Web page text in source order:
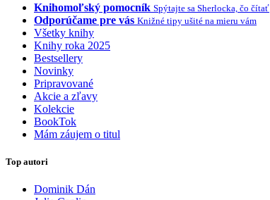
Knihomoľský pomocník Spýtajte sa Sherlocka, čo čítať
Odporúčame pre vás Knižné tipy ušité na mieru vám
Všetky knihy
Knihy roka 2025
Bestsellery
Novinky
Pripravované
Akcie a zľavy
Kolekcie
BookTok
Mám záujem o titul
Top autori
Dominik Dán